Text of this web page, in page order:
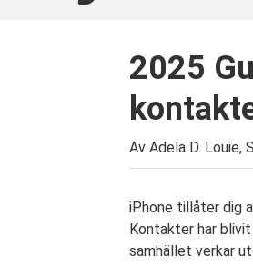
2025
Av Adela D. Louie,
iPhone tillåter dig
Kontakter har
samhället verkar